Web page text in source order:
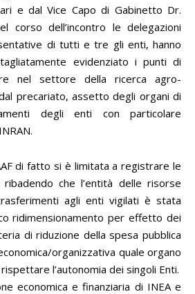
e dal Vice Capo di Gabinetto Dr.
corso dell’incontro le delegazioni
di tutti e tre gli enti, hanno
evidenziato i punti di
nel settore della ricerca agro-
precariato, assetto degli organi di
degli enti con particolare
di fatto si è limitata a registrare le
ribadendo che l’entità delle risorse
agli enti vigilati è stata
ridimensionamento per effetto dei
di riduzione della spesa pubblica
organizzativa quale organo
l’autonomia dei singoli Enti.
economica e finanziaria di INEA e